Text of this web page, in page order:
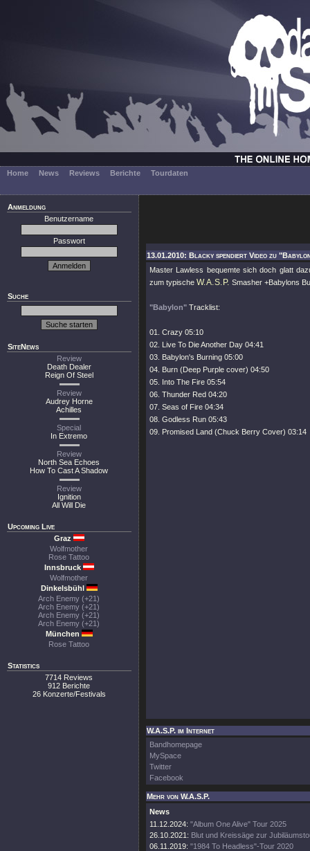
Home News Reviews Berichte Tourdaten
Anmeldung
Benutzername
Passwort
Suche
SiteNews
Review
Death Dealer
Reign Of Steel
Review
Audrey Horne
Achilles
Special
In Extremo
Review
North Sea Echoes
How To Cast A Shadow
Review
Ignition
All Will Die
Upcoming Live
Graz
Wolfmother
Rose Tattoo
Innsbruck
Wolfmother
Dinkelsbühl
Arch Enemy (+21)
Arch Enemy (+21)
Arch Enemy (+21)
Arch Enemy (+21)
München
Rose Tattoo
Statistics
7714 Reviews
912 Berichte
26 Konzerte/Festivals
13.01.2010: Blacky spendiert Video zu
Master Lawless bequemte sich doch glatt
zum typische W.A.S.P. Smasher +Babylons
"Babylon" Tracklist:
01. Crazy 05:10
02. Live To Die Another Day 04:41
03. Babylon's Burning 05:00
04. Burn (Deep Purple cover) 04:50
05. Into The Fire 05:54
06. Thunder Red 04:20
07. Seas of Fire 04:34
08. Godless Run 05:43
09. Promised Land (Chuck Berry Cover) 03:14
W.A.S.P. im Internet
Bandhomepage
MySpace
Twitter
Facebook
Mehr von W.A.S.P.
News
11.12.2024: "Album One Alive" Tour 2025
26.10.2021: Blut und Kreissäge zur
06.11.2019: "1984 To Headless"-Tour 2020